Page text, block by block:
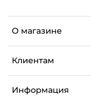
О магазине
Клиентам
Информация